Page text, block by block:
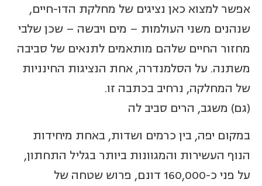
אפשר למצוא כאן נציגים של מחלקת הדו-חיים,
שנהנים משני העולמות – מים ויבשה – שכן שלבי
מחזור החיים שלהם מותאמים לתנאים של סביבה
משתנה. על הסלמנדרה, אחת הנציגות החינניות
של המחלקה, נרחיב בכתבה זו.
(גם) משגב, הרים סביב לה
במקום יפה, בין כרמים ושדות, באחת מיחידות
הנוף העשירות והמגוונות ביותר בגליל התחתון,
על פני כ-160,000 דונם, פרוש שטחה של